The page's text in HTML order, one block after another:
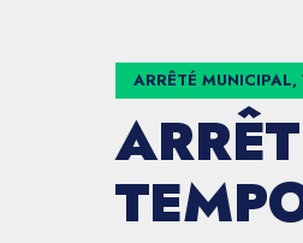
ARRÊTÉ MUNICIPAL,